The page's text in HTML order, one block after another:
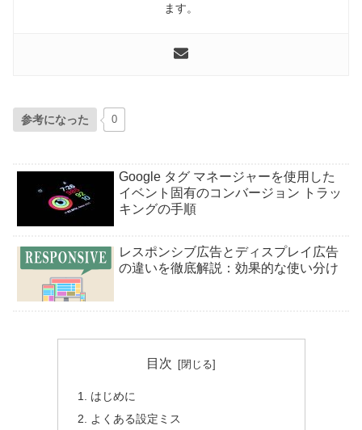
ます。
参考になった 0
Google タグ マネージャーを使用した
イベント固有のコンバージョン トラッ
キングの手順
レスポンシブ広告とディスプレイ広告
の違いを徹底解説：効果的な使い分け
目次
はじめに
よくある設定ミス